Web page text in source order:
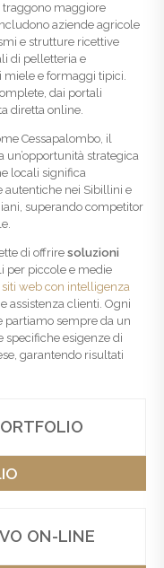
traggono maggiore
aziende agricole
e strutture ricettive
di pelletteria e
miele e formaggi tipici.
dai portali
diretta online.
Cessapalombo, il
un’opportunità strategica
locali significa
autentiche nei Sibillini e
superando competitor
di offrire soluzioni
per piccole e medie
siti web con intelligenza
assistenza clienti. Ogni
partiamo sempre da un
specifiche esigenze di
garantendo risultati
ON-LINE